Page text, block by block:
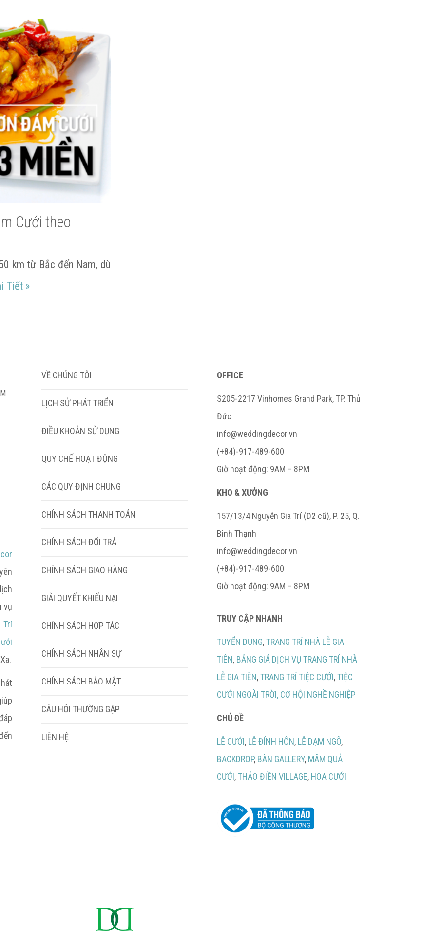
Cưới theo
km từ Bắc đến Nam, dù
Tiết Gợi ý chọn thực đơn Đám Cưới theo phong cách 3 miền
»
vụ
Trí
VỀ CHÚNG TÔI
LỊCH SỬ PHÁT TRIỂN
ĐIỀU KHOẢN SỬ DỤNG
QUY CHẾ HOẠT ĐỘNG
CÁC QUY ĐỊNH CHUNG
CHÍNH SÁCH THANH TOÁN
CHÍNH SÁCH ĐỔI TRẢ
CHÍNH SÁCH GIAO HÀNG
GIẢI QUYẾT KHIẾU NẠI
CHÍNH SÁCH HỢP TÁC
CHÍNH SÁCH NHÂN SỰ
CHÍNH SÁCH BẢO MẬT
CÂU HỎI THƯỜNG GẶP
LIÊN HỆ
OFFICE
S205-2217 Vinhomes Grand Park, TP. Thủ
Đức
info@weddingdecor.vn
(+84)-917-489-600
Giờ hoạt động: 9AM – 8PM
KHO & XƯỞNG
157/13/4 Nguyễn Gia Trí (D2 cũ), P. 25, Q.
Bình Thạnh
info@weddingdecor.vn
(+84)-917-489-600
Giờ hoạt động: 9AM – 8PM
TRUY CẬP NHANH
TUYỂN DỤNG,TRANG TRÍ NHÀ LỄ GIA
TIÊN, BẢNG GIÁ DỊCH VỤ TRANG TRÍ NHÀ
LỄ GIA TIÊN,TRANG TRÍ TIỆC CƯỚI,TIỆC
CƯỚI NGOÀI TRỜI, CƠ HỘI NGHỀ NGHIỆP
CHỦ ĐỀ
LỄ CƯỚI, LỄ ĐÍNH HÔN, LỄ DẠM NGÕ,
BACKDROP, BÀN GALLERY, MÂM QUẢ
CƯỚI,THẢO ĐIỀN VILLAGE, HOA CƯỚI